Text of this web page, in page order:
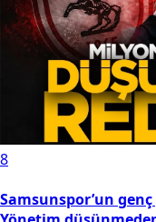
8
Samsunspor’un